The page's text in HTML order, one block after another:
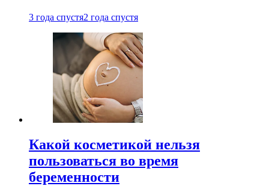
3 года спустя2 года спустя
Какой косметикой нельзя
пользоваться во время
беременности